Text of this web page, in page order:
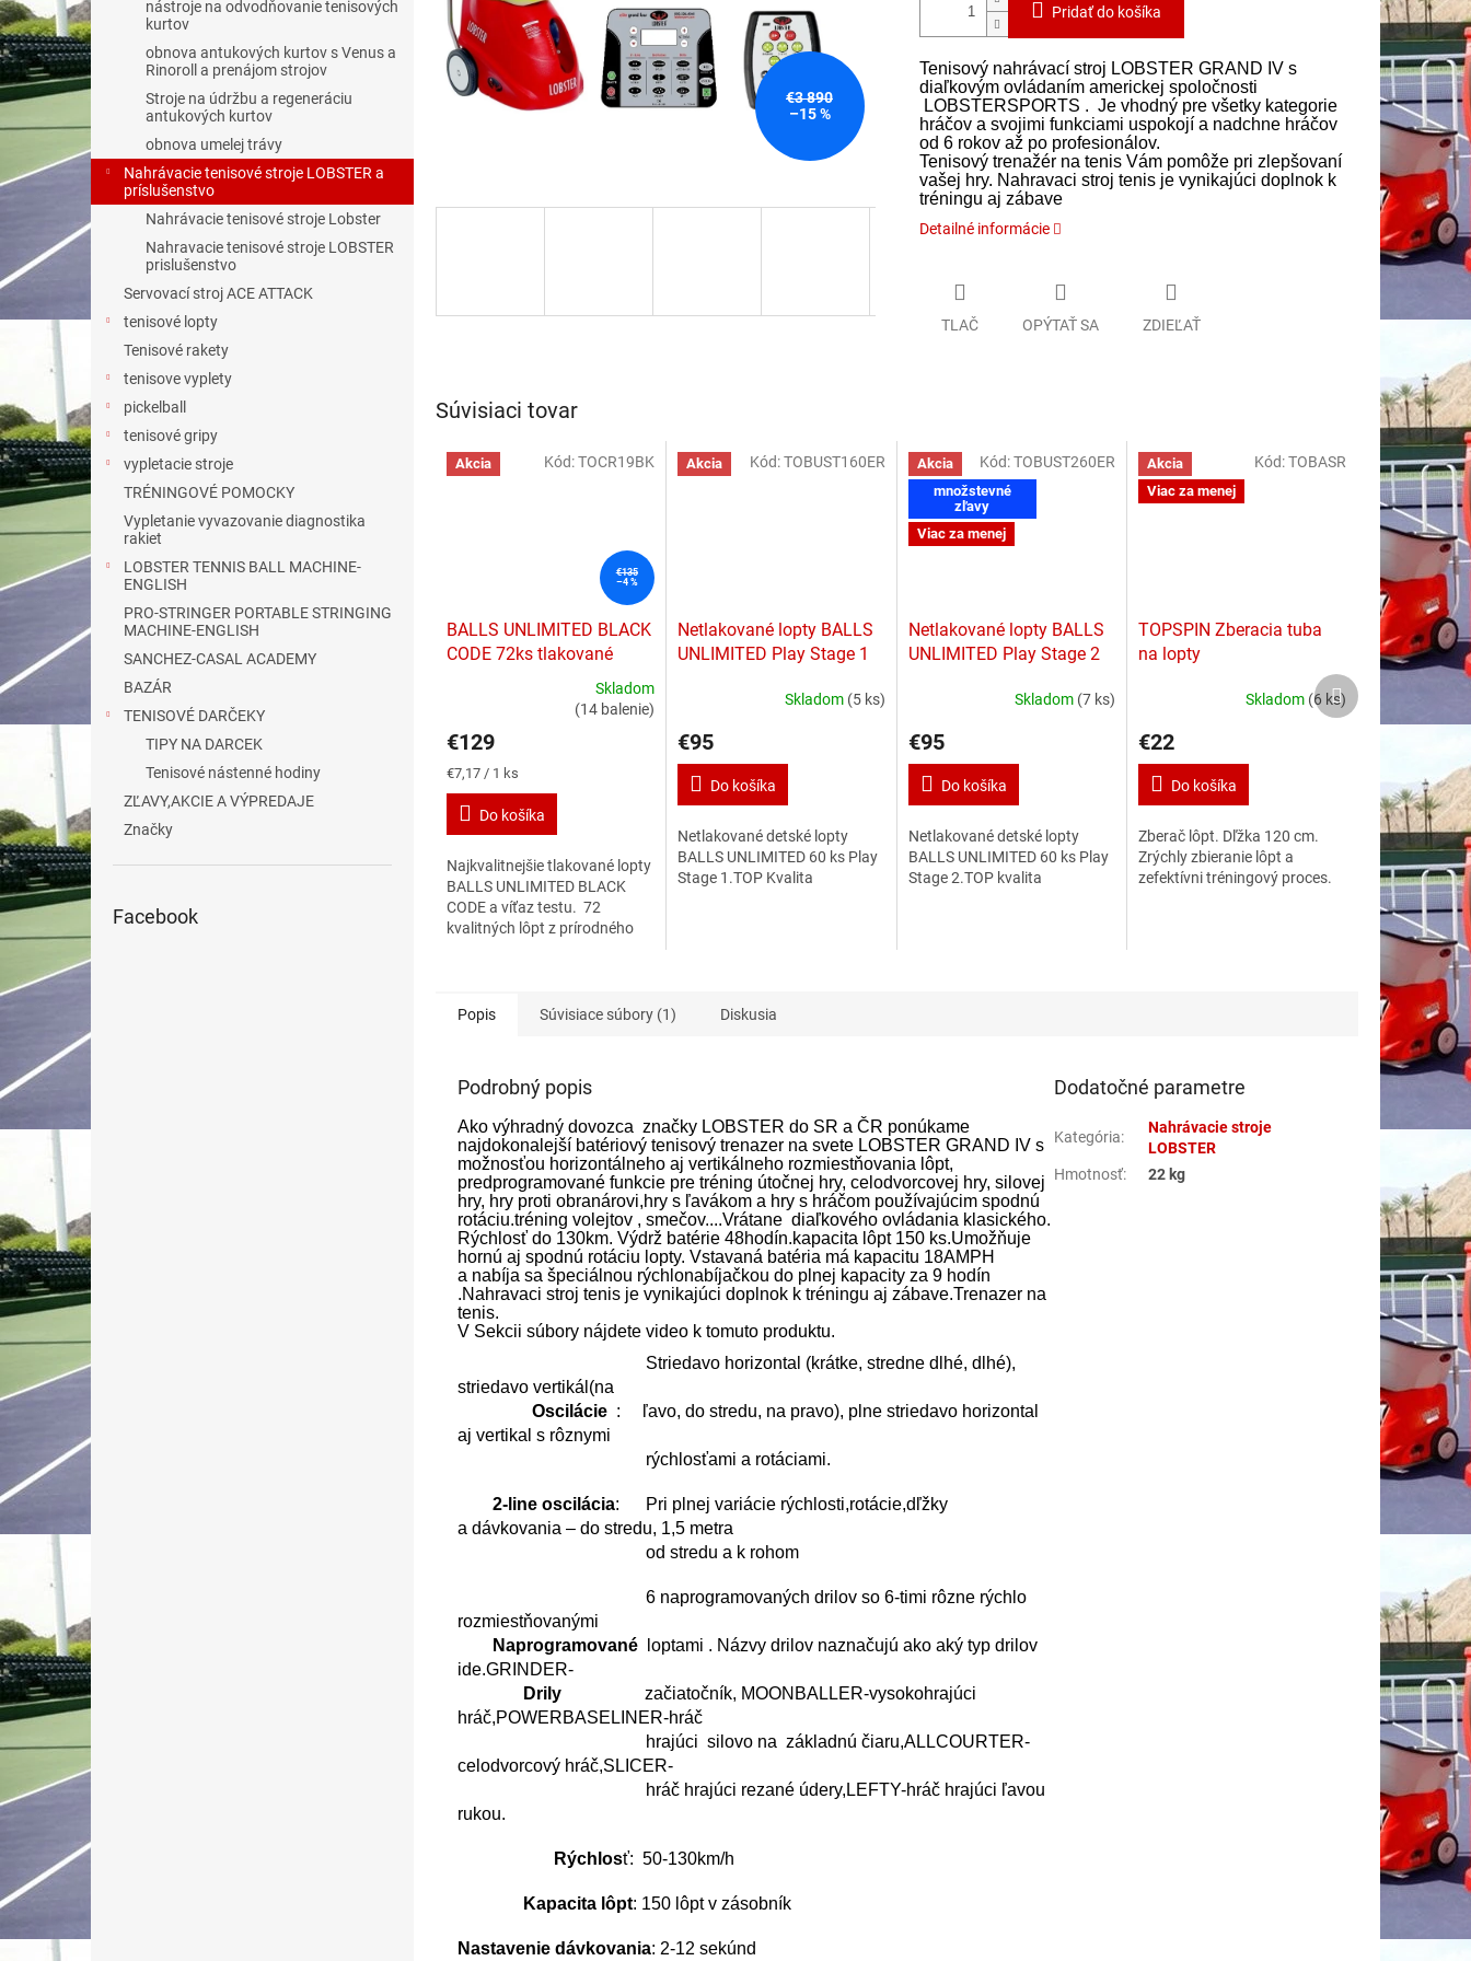
nástroje na odvodňovanie tenisových
kurtov
obnova antukových kurtov s Venus a
Rinoroll a prenájom strojov
Stroje na údržbu a regeneráciu
antukových kurtov
obnova umelej trávy
Nahrávacie tenisové stroje LOBSTER a
príslušenstvo
Nahrávacie tenisové stroje Lobster
Nahravacie tenisové stroje LOBSTER
prislušenstvo
Servovací stroj ACE ATTACK
tenisové lopty
Tenisové rakety
tenisove vyplety
pickelball
tenisové gripy
vypletacie stroje
TRÉNINGOVÉ POMOCKY
Vypletanie vyvazovanie diagnostika
rakiet
LOBSTER TENNIS BALL MACHINE-
ENGLISH
PRO-STRINGER PORTABLE STRINGING
MACHINE-ENGLISH
SANCHEZ-CASAL ACADEMY
BAZÁR
TENISOVÉ DARČEKY
TIPY NA DARCEK
Tenisové nástenné hodiny
ZĽAVY,AKCIE A VÝPREDAJE
Značky
Facebook
€3 890
–15 %
Pridať do košíka
Tenisový nahrávací stroj LOBSTER GRAND IV s
diaľkovým ovládaním americkej spoločnosti
LOBSTERSPORTS . Je vhodný pre všetky kategorie
hráčov a svojimi funkciami uspokojí a nadchne hráčov
od 6 rokov až po profesionálov.
Tenisový trenažér na tenis Vám pomôže pri zlepšovaní
vašej hry. Nahravaci stroj tenis je vynikajúci doplnok k
tréningu aj zábave
Detailné informácie
TLAČ OPÝTAŤ SA ZDIEĽAŤ
Súvisiaci tovar
Akcia
€135
–4 %
BALLS UNLIMITED BLACK
CODE 72ks tlakované
produktu
je
2,7
Skladom
(14 balenie)
€129
Jednotková
cena:
€7,17 / 1 ks
Do košíka
Najkvalitnejšie tlakované lopty
BALLS UNLIMITED BLACK
CODE a víťaz testu. 72
kvalitných lôpt z prírodného
Kód:TOCR19BK Akcia
Netlakované lopty BALLS
UNLIMITED Play Stage 1
produktu
je
z
5
hviezdičiek.
Skladom (5 ks)
€95
Do košíka
Netlakované detské lopty
BALLS UNLIMITED 60 ks Play
Stage 1.TOP Kvalita
Kód:TOBUST160ER
Akcia
množstevné
zľavy
Viac za menej
Netlakované lopty BALLS
UNLIMITED Play Stage 2
Skladom (7 ks)
€95
Do košíka
Netlakované detské lopty
BALLS UNLIMITED 60 ks Play
Stage 2.TOP kvalita
Kód:TOBUST260ER
Akcia
Viac za menej
TOPSPIN Zberacia tuba
na lopty
Skladom (6 ks)
€22
Do košíka
Zberač lôpt. Dľžka 120 cm.
Zrýchly zbieranie lôpt a
zefektívni tréningový proces.
Kód:TOBASR
Ďalší
produkt
Popis Súvisiace súbory (1) Diskusia
Podrobný popis
Ako výhradný dovozca značky LOBSTER do SR a ČR ponúkame
najdokonalejší batériový tenisový trenazer na svete LOBSTER GRAND IV s
možnosťou horizontálneho aj vertikálneho rozmiestňovania lôpt,
predprogramované funkcie pre tréning útočnej hry, celodvorcovej hry, silovej
hry, hry proti obranárovi,hry s ľavákom a hry s hráčom používajúcim spodnú
rotáciu.tréning volejtov , smečov....Vrátane diaľkového ovládania klasického.
Rýchlosť do 130km. Výdrž batérie 4­8hodín.kapacita lôpt 150 ks.Umožňuje
hornú aj spodnú rotáciu lopty. Vstavaná batéria má kapacitu 18AMPH
a nabíja sa špeciálnou rýchlonabíjačkou do plnej kapacity za 9 hodín
.Nahravaci stroj tenis je vynikajúci doplnok k tréningu aj zábave.Trenazer na
tenis.
V Sekcii súbory nájdete video k tomuto produktu.
Striedavo horizontal (krátke, stredne dlhé, dlhé),
striedavo vertikál(na
Oscilácie : ľavo, do stredu, na pravo), plne striedavo horizontal
aj vertikal s rôznymi
rýchlosťami a rotáciami.
2-line oscilácia: Pri plnej variácie rýchlosti,rotácie,dľžky
a dávkovania – do stredu, 1,5 metra
od stredu a k rohom
6 naprogramovaných drilov so 6-timi rôzne rýchlo
rozmiestňovanými
Naprogramované loptami . Názvy drilov naznačujú ako aký typ drilov
ide.GRINDER-
Drily začiatočník, MOONBALLER-vysokohrajúci
hráč,POWERBASELINER-hráč
hrajúci silovo na základnú čiaru,ALLCOURTER-
celodvorcový hráč,SLICER-
hráč hrajúci rezané údery,LEFTY-hráč hrajúci ľavou
rukou.
Rýchlosť: 50-130km/h
Kapacita lôpt: 150 lôpt v zásobník
Nastavenie dávkovania: 2-12 sekúnd
Dodatočné parametre
Kategória:
Nahrávacie stroje
LOBSTER
Hmotnosť: 22 kg